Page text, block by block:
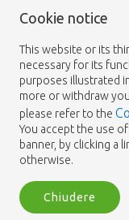
Cookie notice
This website or its
necessary for its
purposes illustrated
more or withdraw
please refer to the
You accept the use
banner, by clicking a
otherwise.
Chiudere